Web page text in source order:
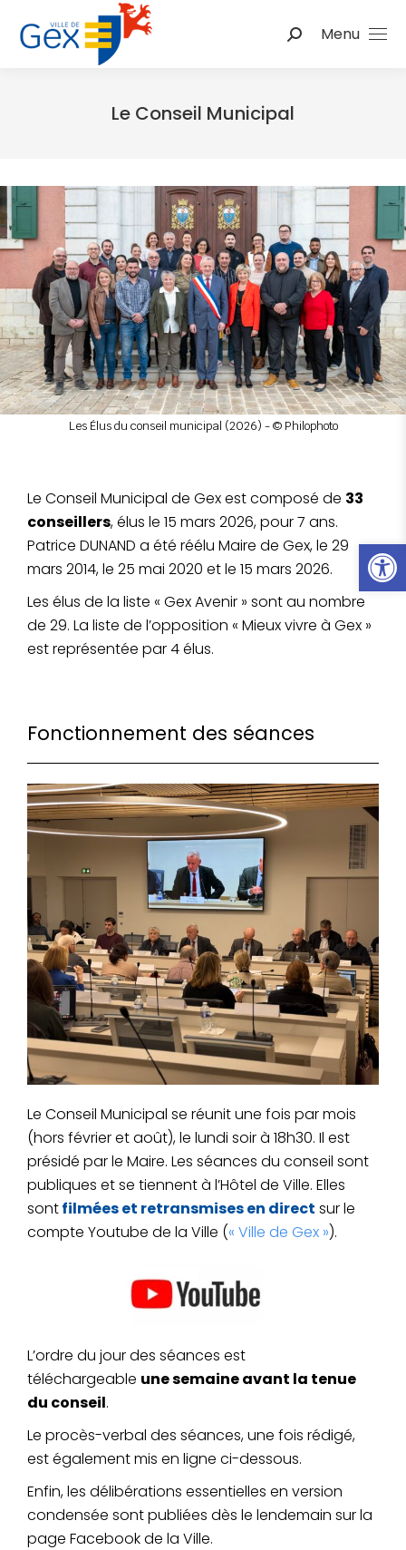
Ouvrir
Menu
Le Conseil Municipal
Les Élus du conseil municipal (2026) - © Philophoto
Le Conseil Municipal de Gex est composé de 33
conseillers, élus le 15 mars 2026, pour 7 ans.
Patrice DUNAND a été réélu Maire de Gex, le 29
mars 2014, le 25 mai 2020 et le 15 mars 2026.
Les élus de la liste « Gex Avenir » sont au nombre
de 29. La liste de l’opposition « Mieux vivre à Gex »
est représentée par 4 élus.
Fonctionnement des séances
Le Conseil Municipal se réunit une fois par mois
(hors février et août), le lundi soir à 18h30. Il est
présidé par le Maire. Les séances du conseil sont
publiques et se tiennent à l’Hôtel de Ville. Elles
sontfilmées et retransmises en direct sur le
compte Youtube de la Ville (« Ville de Gex »).
L’ordre du jour des séances est
téléchargeable une semaine avant la tenue
du conseil.
Le procès-verbal des séances, une fois rédigé,
est également mis en ligne ci-dessous.
Enfin, les délibérations essentielles en version
condensée sont publiées dès le lendemain sur la
page Facebook de la Ville.